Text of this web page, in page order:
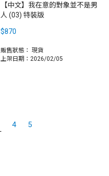
【中文】我在意的對象並不是男
人 (03) 特裝版
$870
販售狀態： 現貨
上架日期：2026/02/05
4 5